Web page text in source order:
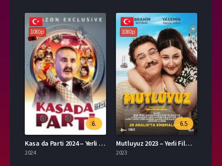
1080p
6.
Kasa da Parti 2024 – Yerli Film 1080p Turkce Dublaj izle
2024
1080p
6.5
Mutluyuz 2023 – Yerli Film 1080p Turkce Dublaj izle
2023